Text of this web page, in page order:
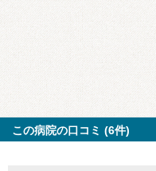
この病院の口コミ (6件)